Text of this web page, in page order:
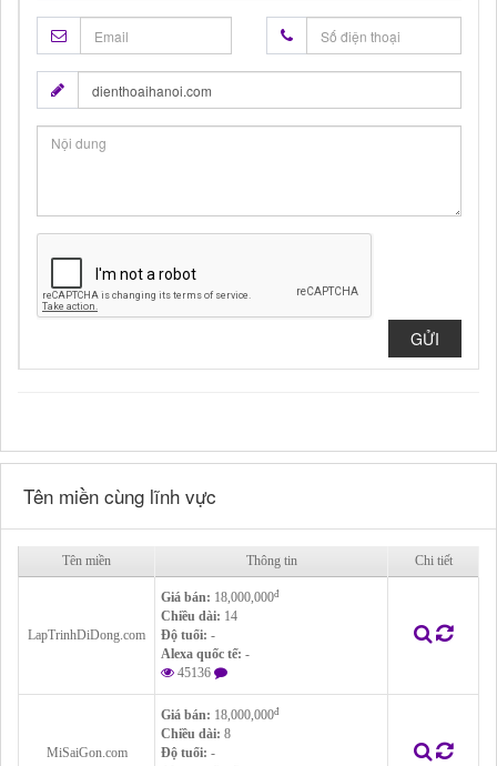
GỬI
Tên miền cùng lĩnh vực
Tên miền Thông tin Chi tiết
LapTrinhDiDong.com
Giá bán: 18,000,000đ
Chiều dài: 14
Độ tuổi: -
Alexa quốc tế: -
45136
MiSaiGon.com
Giá bán: 18,000,000đ
Chiều dài: 8
Độ tuổi: -